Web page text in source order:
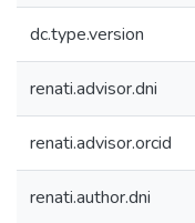
dc.type.version
renati.advisor.dni
renati.advisor.orcid
renati.author.dni